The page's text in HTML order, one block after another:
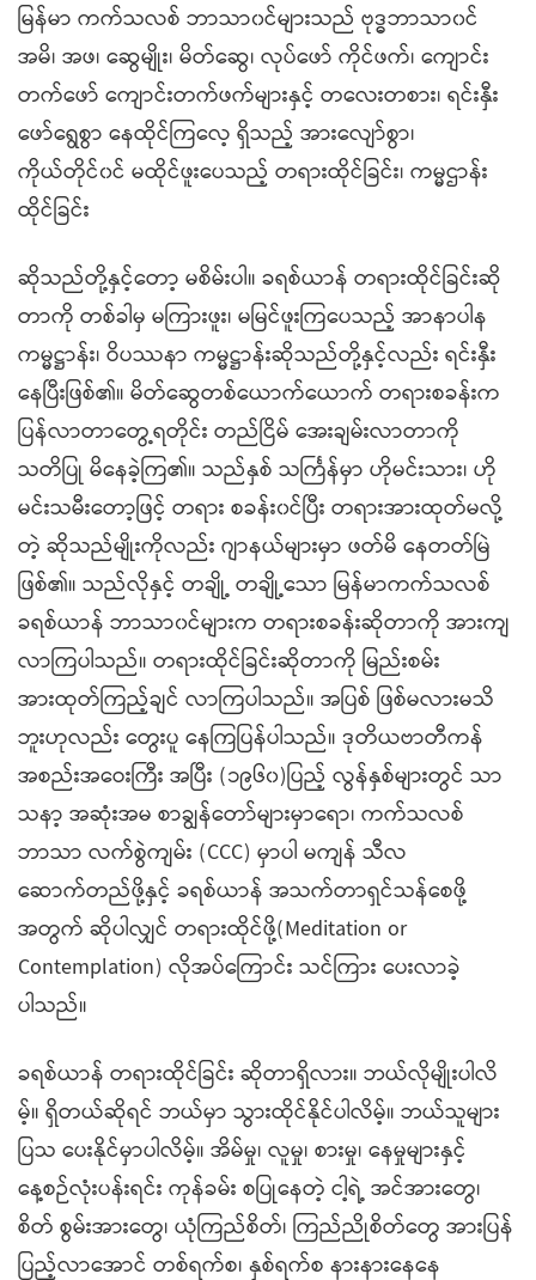
မြန်မာ ကက်သလစ် ဘာသာ၀င်များသည် ဗုဒ္ဓဘာသာ၀င်
အမိ၊ အဖ၊ ဆွေမျိုး၊ မိတ်ဆွေ၊ လုပ်ဖော် ကိုင်ဖက်၊ ကျောင်း
တက်ဖော် ကျောင်းတက်ဖက်များနှင့် တလေးတစား၊ ရင်းနှီး
ဖော်ရွေစွာ နေထိုင်ကြလေ့ ရှိသည့် အားလျော်စွာ၊
ကိုယ်တိုင်၀င် မထိုင်ဖူးပေသည့် တရားထိုင်ခြင်း၊ ကမ္မဌာန်း
ထိုင်ခြင်း
ဆိုသည်တို့နှင့်တော့ မစိမ်းပါ။ ခရစ်ယာန် တရားထိုင်ခြင်းဆို
တာကို တစ်ခါမှ မကြားဖူး၊ မမြင်ဖူးကြပေသည့် အာနာပါန
ကမ္မဋ္ဌာန်း၊ ဝိပဿနာ ကမ္မဋ္ဌာန်းဆိုသည်တို့နှင့်လည်း ရင်းနှီး
နေပြီးဖြစ်၏။ မိတ်ဆွေတစ်ယောက်ယောက် တရားစခန်းက
ပြန်လာတာတွေ့ရတိုင်း တည်ငြိမ် အေးချမ်းလာတာကို
သတိပြု မိနေခဲ့ကြ၏။ သည်နှစ် သင်္ကြန်မှာ ဟိုမင်းသား၊ ဟို
မင်းသမီးတော့ဖြင့် တရား စခန်း၀င်ပြီး တရားအားထုတ်မလို့
တဲ့ ဆိုသည်မျိုးကိုလည်း ဂျာနယ်များမှာ ဖတ်မိ နေတတ်မြဲ
ဖြစ်၏။ သည်လိုနှင့် တချို့ တချို့သော မြန်မာကက်သလစ်
ခရစ်ယာန် ဘာသာ၀င်များက တရားစခန်းဆိုတာကို အားကျ
လာကြပါသည်။ တရားထိုင်ခြင်းဆိုတာကို မြည်းစမ်း
အားထုတ်ကြည့်ချင် လာကြပါသည်။ အပြစ် ဖြစ်မလားမသိ
ဘူးဟုလည်း တွေးပူ နေကြပြန်ပါသည်။ ဒုတိယဗာတီကန်
အစည်းအဝေးကြီး အပြီး (၁၉၆၀)ပြည့် လွန်နှစ်များတွင် သာ
သနာ့ အဆုံးအမ စာချွန်တော်များမှာရော၊ ကက်သလစ်
ဘာသာ လက်စွဲကျမ်း (CCC) မှာပါ မကျန် သီလ
ဆောက်တည်ဖို့နှင့် ခရစ်ယာန် အသက်တာရှင်သန်စေဖို့
အတွက် ဆိုပါလျှင် တရားထိုင်ဖို့(Meditation or
Contemplation) လိုအပ်ကြောင်း သင်ကြား ပေးလာခဲ့
ပါသည်။
ခရစ်ယာန် တရားထိုင်ခြင်း ဆိုတာရှိလား။ ဘယ်လိုမျိုးပါလိ
မ့်။ ရှိတယ်ဆိုရင် ဘယ်မှာ သွားထိုင်နိုင်ပါလိမ့်။ ဘယ်သူများ
ပြသ ပေးနိုင်မှာပါလိမ့်။ အိမ်မှု၊ လူမှု၊ စားမှု၊ နေမှုများနှင့်
နေ့စဉ်လုံးပန်းရင်း ကုန်ခမ်း စပြုနေတဲ့ ငါ့ရဲ့ အင်အားတွေ၊
စိတ် စွမ်းအားတွေ၊ ယုံကြည်စိတ်၊ ကြည်ညိုစိတ်တွေ အားပြန်
ပြည့်လာအောင် တစ်ရက်စ၊ နှစ်ရက်စ နားနားနေနေ